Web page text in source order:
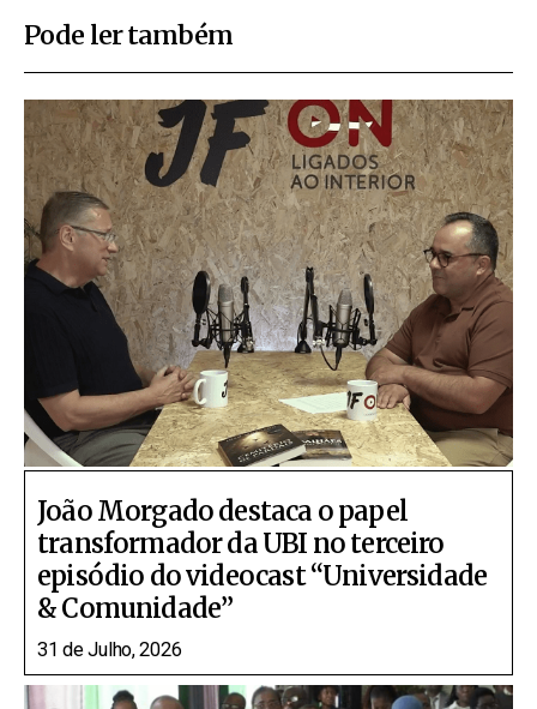
Pode ler também
João Morgado destaca o papel
transformador da UBI no terceiro
episódio do videocast “Universidade
& Comunidade”
31 de Julho, 2026